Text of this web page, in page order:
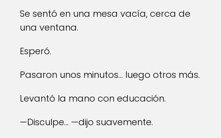
Se sentó en una mesa vacía, cerca de
una ventana.
Esperó.
Pasaron unos minutos… luego otros más.
Levantó la mano con educación.
—Disculpe… —dijo suavemente.